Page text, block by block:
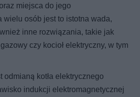
miejsca do jego
wielu osób jest to istotna wada,
inne rozwiązania, takie jak
czy kocioł elektryczny, w tym
odmianą kotła elektrycznego
indukcji elektromagnetycznej